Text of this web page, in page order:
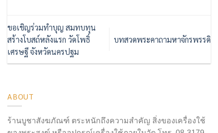
ขอเชิญร่วมทำบุญ สมทบทุน
สร้างโบสถ์หลังแรก วัดโพธิ์
เศรษฐี จังหวัดนครปฐม
บทสวดพระคาถามหาจักรพรรดิ
ABOUT
ร้านบูชาสังฆภัณฑ์ ตระหนักถึงความสำคัญ สิ่งของเครื่องใช้